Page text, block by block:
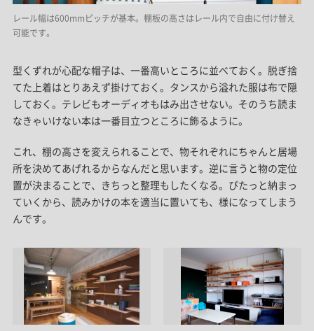
レール幅は600mmピッチが基本。棚板の高さはレール内で自由に付け替え
可能です。
型くずれが心配な帽子は、一番高いところに並べておく。脱ぎ捨
てた上着はとりあえず掛けておく。タンスから溢れた服は布で隠
しておく。テレビもオーディオもはみ出させない。そのうち読ま
なきゃいけない本は一番目立つところに飾るように。
これ、棚の高さを変えられることで、物それぞれにちゃんと居場
所を決めてあげれるからなんだと思います。逆に言うと物の定位
置が決まることで、きちっと整理もしたくなる。ぴたっと納まっ
ていくから、読みかけの本を適当に置いても、様になってしまう
んです。